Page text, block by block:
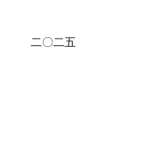
二〇二五